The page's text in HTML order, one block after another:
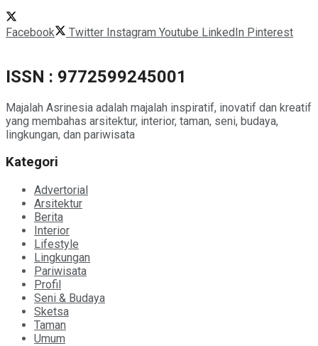
Facebook Twitter Instagram Youtube LinkedIn Pinterest
ISSN : 9772599245001
Majalah Asrinesia adalah majalah inspiratif, inovatif dan kreatif
yang membahas arsitektur, interior, taman, seni, budaya,
lingkungan, dan pariwisata
Kategori
Advertorial
Arsitektur
Berita
Interior
Lifestyle
Lingkungan
Pariwisata
Profil
Seni & Budaya
Sketsa
Taman
Umum